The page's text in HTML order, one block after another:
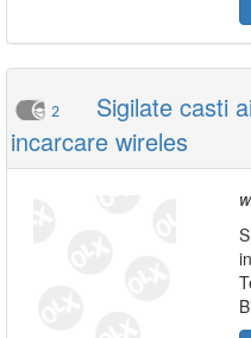
2
Sigilate casti
incarcare wireles